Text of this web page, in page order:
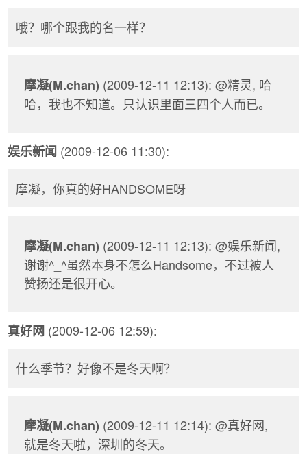
哦？哪个跟我的名一样？
摩凝(M.chan) (2009-12-11 12:13): @精灵, 哈
哈，我也不知道。只认识里面三四个人而已。
娱乐新闻 (2009-12-06 11:30):
摩凝，你真的好HANDSOME呀
摩凝(M.chan) (2009-12-11 12:13): @娱乐新闻,
谢谢^_^虽然本身不怎么Handsome，不过被人
赞扬还是很开心。
真好网 (2009-12-06 12:59):
什么季节？好像不是冬天啊？
摩凝(M.chan) (2009-12-11 12:14): @真好网,
就是冬天啦，深圳的冬天。